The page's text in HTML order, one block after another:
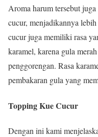
Aroma harum tersebut
cucur, menjadikannya
cucur juga memiliki rasa
karamel, karena gula
penggorengan. Rasa
pembakaran gula yang
Topping Kue Cucur
Dengan ini kami